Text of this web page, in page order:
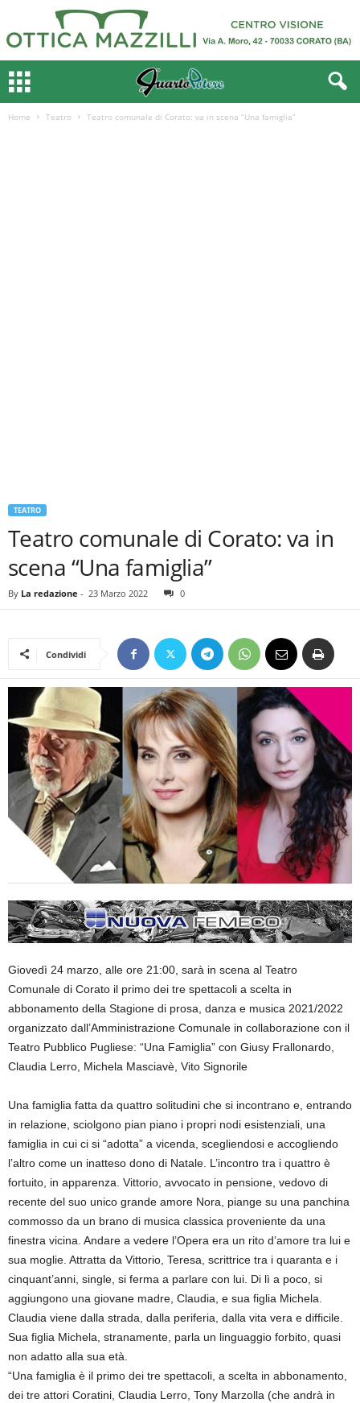
Home Teatro Teatro comunale di Corato: va in scena “Una famiglia”
TEATRO
Teatro comunale di Corato: va in
scena “Una famiglia”
By La redazione - 23 Marzo 2022 0
Condividi
Giovedì 24 marzo, alle ore 21:00, sarà in scena al Teatro
Comunale di Corato il primo dei tre spettacoli a scelta in
abbonamento della Stagione di prosa, danza e musica 2021/2022
organizzato dall’Amministrazione Comunale in collaborazione con il
Teatro Pubblico Pugliese: “Una Famiglia” con Giusy Frallonardo,
Claudia Lerro, Michela Masciavè, Vito Signorile
Una famiglia fatta da quattro solitudini che si incontrano e, entrando
in relazione, sciolgono pian piano i propri nodi esistenziali, una
famiglia in cui ci si “adotta” a vicenda, scegliendosi e accogliendo
l’altro come un inatteso dono di Natale. L’incontro tra i quattro è
fortuito, in apparenza. Vittorio, avvocato in pensione, vedovo di
recente del suo unico grande amore Nora, piange su una panchina
commosso da un brano di musica classica proveniente da una
finestra vicina. Andare a vedere l’Opera era un rito d’amore tra lui e
sua moglie. Attratta da Vittorio, Teresa, scrittrice tra i quaranta e i
cinquant’anni, single, si ferma a parlare con lui. Di lì a poco, si
aggiungono una giovane madre, Claudia, e sua figlia Michela.
Claudia viene dalla strada, dalla periferia, dalla vita vera e difficile.
Sua figlia Michela, stranamente, parla un linguaggio forbito, quasi
non adatto alla sua età.
“Una famiglia è il primo dei tre spettacoli, a scelta in abbonamento,
dei tre attori Coratini, Claudia Lerro, Tony Marzolla (che andrà in